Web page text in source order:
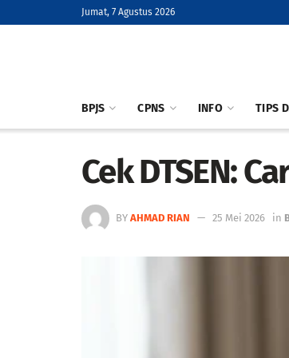
Jumat, 7 Agustus 2026
BPJS CPNS INFO TIPS
Cek DTSEN:
BY AHMAD RIAN 25 Mei 2026 in